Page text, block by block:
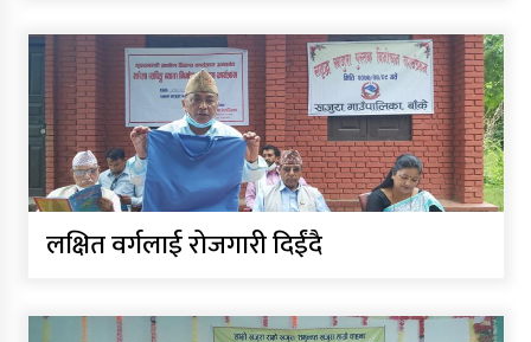
लक्षित वर्गलाई रोजगारी दिईंदै